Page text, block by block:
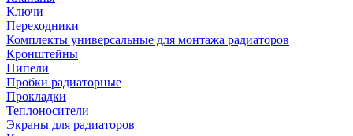
Ключи
Переходники
Комплекты универсальные для монтажа радиаторов
Кронштейны
Нипели
Пробки радиаторные
Прокладки
Теплоносители
Экраны для радиаторов